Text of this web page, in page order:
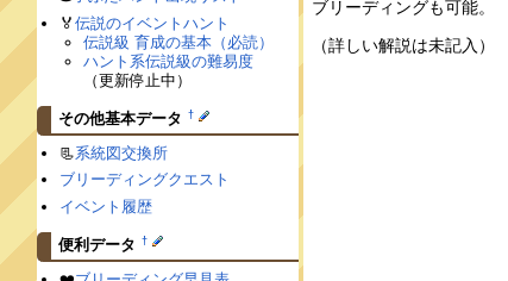
ブリーディングも可能。
（詳しい解説は未記入）
🏅伝説のイベントハント
伝説級 育成の基本（必読）
ハント系伝説級の難易度
（更新停止中）
その他基本データ †
📃系統図交換所
ブリーディングクエスト
イベント履歴
便利データ †